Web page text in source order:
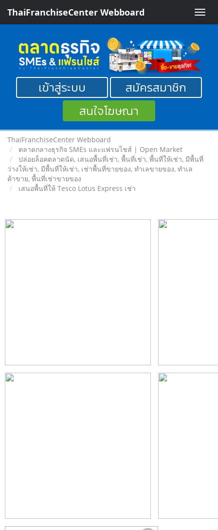
Toggle
ThaiFranchiseCenter Webboard
เข้าสู่ระบบ
สมัครสมาชิก
สนใจโฆษณา
ThaiFranchiseCenter Webboard
ตลาดกลางธุรกิจ SMEs และแฟรนไชส์ | Open Market
ปล่อยล็อคตลาดนัด, เสนอพื้นที่เช่า, พื้นที่เช่า, พื้นที่ให้เช่า, มีพื้นที่
ว่างให้เช่า, มีพื้นที่ให้เช่า, เช่าพื้นที่ขายของ, ทําเลขายของ, ทำเล
ค้าขาย, พื้นที่เช่าขายของ
เสนอพื้นที่ให้ Tesco Lotus Express เช่า